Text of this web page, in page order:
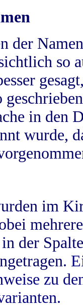
der
so
in
wurde,
im
der
zu